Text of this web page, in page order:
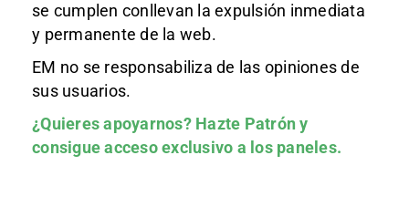
se cumplen conllevan la expulsión inmediata
y permanente de la web.
EM no se responsabiliza de las opiniones de
sus usuarios.
¿Quieres apoyarnos? Hazte Patróny
consigue acceso exclusivo a los paneles.